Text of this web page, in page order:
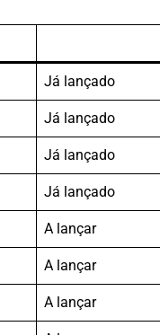
Já lançado
Já lançado
Já lançado
Já lançado
A lançar
A lançar
A lançar